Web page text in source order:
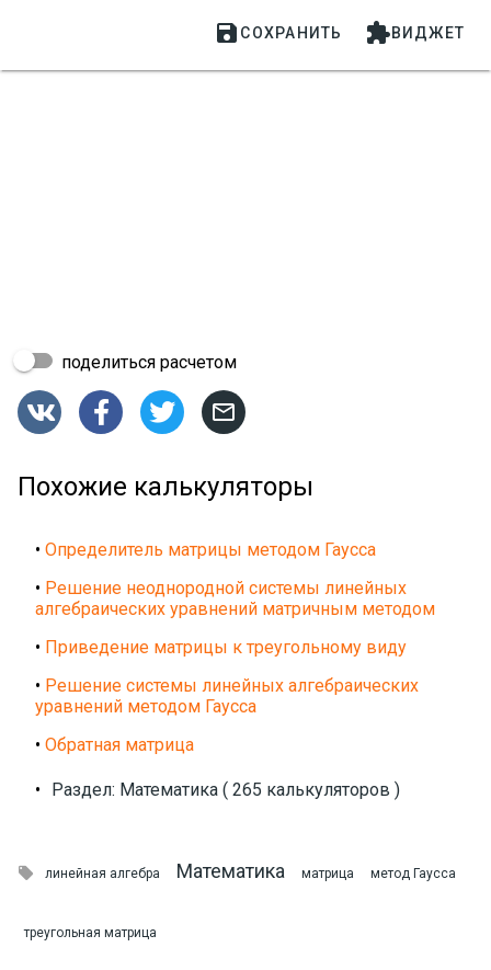
 СОХРАНИТЬ ВИДЖЕТ
поделиться расчетом
   
Похожие калькуляторы
• Определитель матрицы методом Гаусса
• Решение неоднородной системы линейных
алгебраических уравнений матричным методом
• Приведение матрицы к треугольному виду
• Решение системы линейных алгебраических
уравнений методом Гаусса
• Обратная матрица
• Раздел: Математика ( 265 калькуляторов )
 линейная алгебра Математика матрица метод Гаусса
треугольная матрица